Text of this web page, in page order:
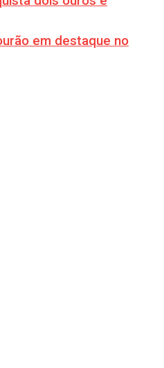
em destaque no